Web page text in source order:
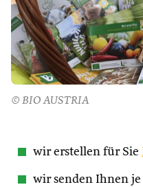
© BIO AUSTRIA
wir erstellen für Sie
wir senden Ihnen